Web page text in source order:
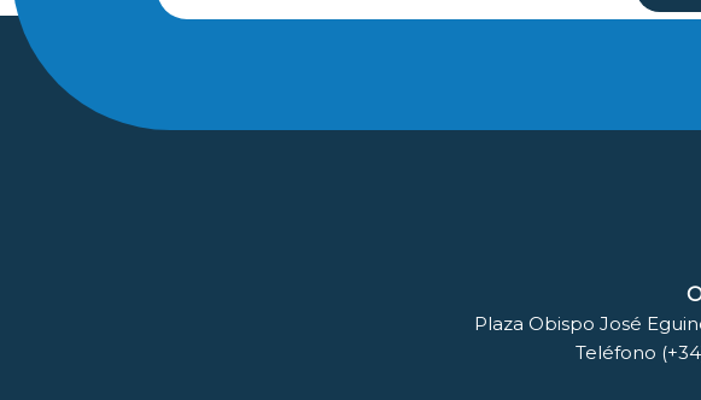
Plaza Obispo José
Teléfono